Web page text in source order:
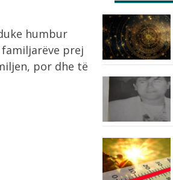
humbur
prej
por dhe të
kufirin e BE-së,...